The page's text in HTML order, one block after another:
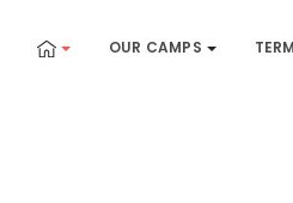
OUR CAMPS